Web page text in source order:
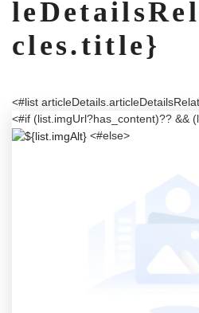
cles.title}
<#list
<#if (list.imgUrl?has_content)?? &&
<#else>